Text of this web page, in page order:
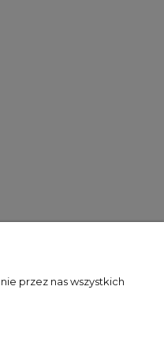
przez nas wszystkich